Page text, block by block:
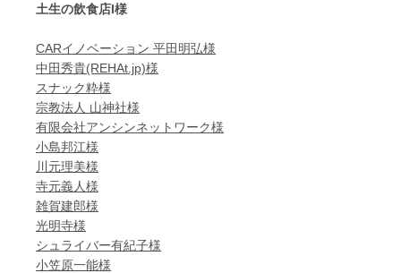
土生の飲食店I様
CARイノベーション 平田明弘様
中田秀貴(REHAt.jp)様
スナック粋様
宗教法人 山神社様
有限会社アンシンネットワーク様
小島邦江様
川元理美様
寺元義人様
雑賀建郎様
光明寺様
シュライバー有紀子様
小笠原一能様